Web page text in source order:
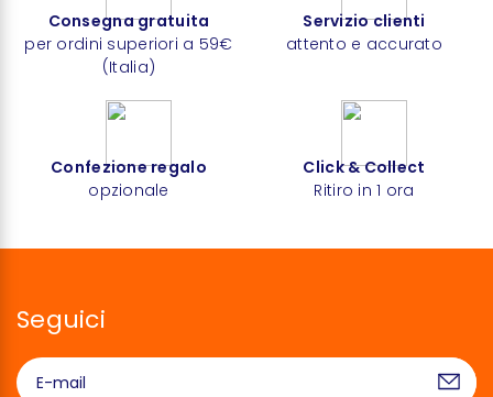
Consegna gratuita
per ordini superiori a 59€
(Italia)
Servizio clienti
attento e accurato
Confezione regalo
opzionale
Click & Collect
Ritiro in 1 ora
Seguici